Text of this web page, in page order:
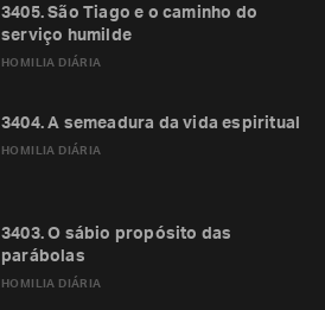
HOMILIA DIÁRIA
3405. São Tiago e o caminho do
serviço humilde
HOMILIA DIÁRIA
3404. A semeadura da vida espiritual
HOMILIA DIÁRIA
3403. O sábio propósito das
parábolas